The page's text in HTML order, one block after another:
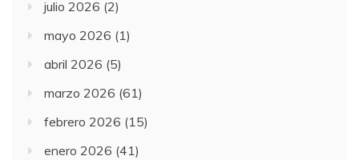
julio 2026 (2)
mayo 2026 (1)
abril 2026 (5)
marzo 2026 (61)
febrero 2026 (15)
enero 2026 (41)